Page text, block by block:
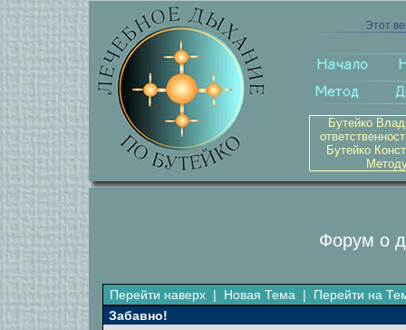
Этот
Бутейко
Бутейко
Форум о
Перейти наверх | Новая Тема | Перейти на
Забавно!